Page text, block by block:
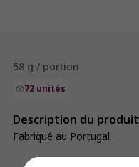
58 g / portion
72 unités
Description du produit
Fabriqué au Portugal